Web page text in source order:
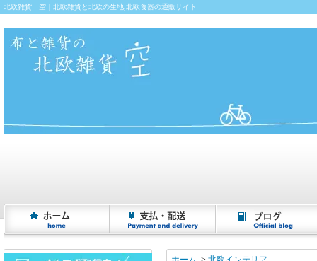
北欧雑貨 空｜北欧雑貨と北欧の生地,北欧食器の通販サイト